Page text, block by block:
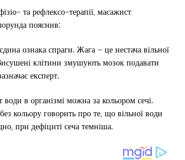
та рефлексо-терапії, масажист
пояснив:
ознака спраги. Жага – це нестача вільної
клітини змушують мозок подавати
експерт.
води в організмі можна за кольором сечі.
кольору говорить про те, що вільної води
при дефіциті сеча темніша.